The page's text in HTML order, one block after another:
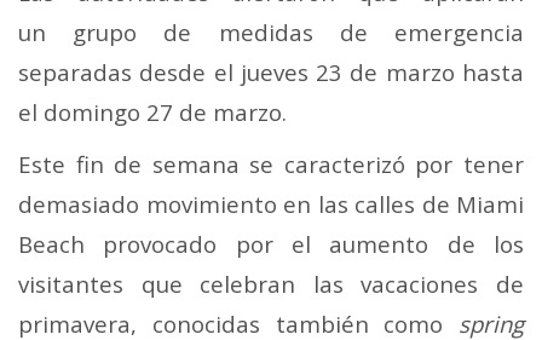
un grupo de medidas de emergencia
separadas desde el jueves 23 de marzo hasta
el domingo 27 de marzo.
Este fin de semana se caracterizó por tener
demasiado movimiento en las calles de Miami
Beach provocado por el aumento de los
visitantes que celebran las vacaciones de
primavera, conocidas también como spring